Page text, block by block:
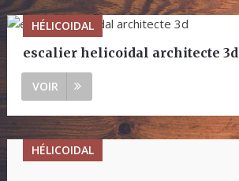
HÉLICOIDAL
escalier helicoidal architecte 3d
VOIR
HÉLICOIDAL